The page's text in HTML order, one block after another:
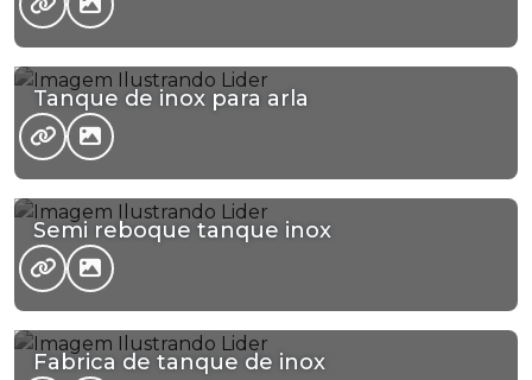
Tanque de inox para arla
Semi reboque tanque inox
Fabrica de tanque de inox